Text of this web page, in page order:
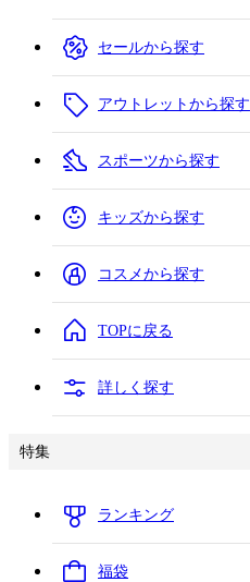
セールから探す
アウトレットから探す
スポーツから探す
キッズから探す
コスメから探す
TOPに戻る
詳しく探す
特集
ランキング
福袋